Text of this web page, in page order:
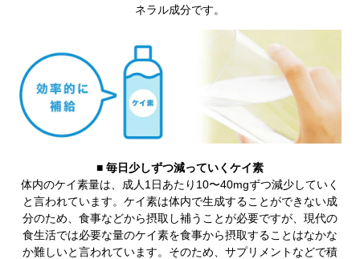
ネラル成分です。
■ 毎日少しずつ減っていくケイ素
体内のケイ素量は、成人1日あたり10〜40mgずつ減少していく
と言われています。ケイ素は体内で生成することができない成
分のため、食事などから摂取し補うことが必要ですが、現代の
食生活では必要な量のケイ素を食事から摂取することはなかな
か難しいと言われています。そのため、サプリメントなどで積